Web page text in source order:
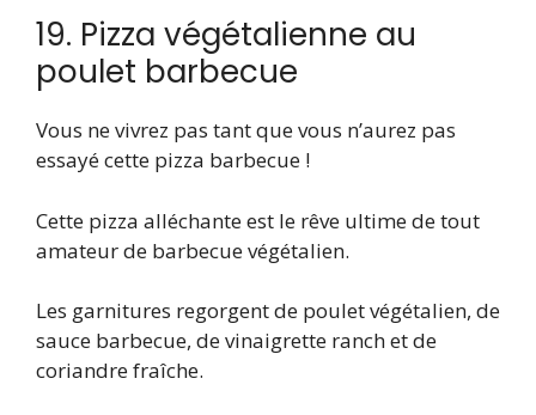
19. Pizza végétalienne au
poulet barbecue
Vous ne vivrez pas tant que vous n’aurez pas
essayé cette pizza barbecue !
Cette pizza alléchante est le rêve ultime de tout
amateur de barbecue végétalien.
Les garnitures regorgent de poulet végétalien, de
sauce barbecue, de vinaigrette ranch et de
coriandre fraîche.